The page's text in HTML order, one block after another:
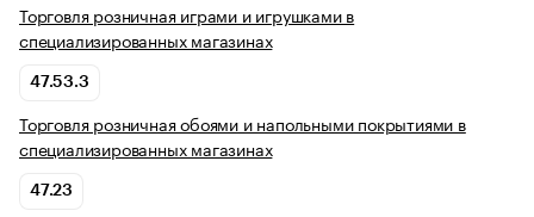
Торговля розничная играми и игрушками в
специализированных магазинах
47.53.3
Торговля розничная обоями и напольными покрытиями в
специализированных магазинах
47.23